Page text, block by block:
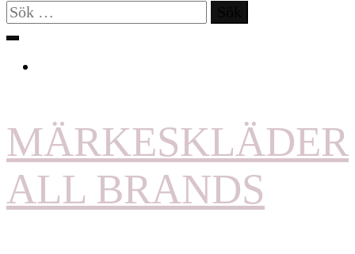
Sök
efter:
MÄRKESKLÄDER
ALL BRANDS